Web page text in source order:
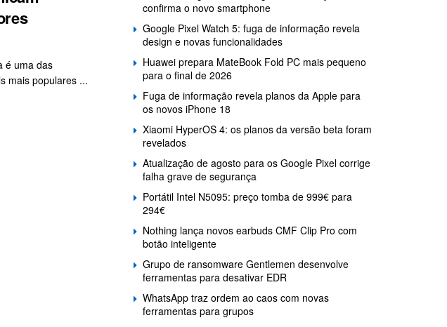
é uma das
mais populares ...
confirma o novo smartphone
Google Pixel Watch 5: fuga de informação revela
design e novas funcionalidades
Huawei prepara MateBook Fold PC mais pequeno
para o final de 2026
Fuga de informação revela planos da Apple para
os novos iPhone 18
Xiaomi HyperOS 4: os planos da versão beta foram
revelados
Atualização de agosto para os Google Pixel corrige
falha grave de segurança
Portátil Intel N5095: preço tomba de 999€ para
294€
Nothing lança novos earbuds CMF Clip Pro com
botão inteligente
Grupo de ransomware Gentlemen desenvolve
ferramentas para desativar EDR
WhatsApp traz ordem ao caos com novas
ferramentas para grupos